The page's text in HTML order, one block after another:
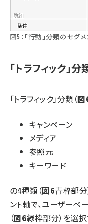
図5：「行動」分類のセグ
「トラフィック」
「トラフィック」分類（図
キャンペーン
メディア
参照元
キーワード
の4種類（図6青枠部分
ント軸で、ユーザーベ
（図6緑枠部分）を選択